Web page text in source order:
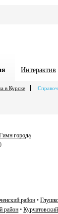
Интерактив
в Курске
города
район •
район •